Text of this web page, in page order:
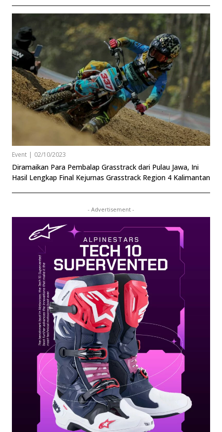
Event | 02/10/2023
Diramaikan Para Pembalap Grasstrack dari Pulau Jawa, Ini
Hasil Lengkap Final Kejurnas Grasstrack Region 4 Kalimantan
- Advertisement -